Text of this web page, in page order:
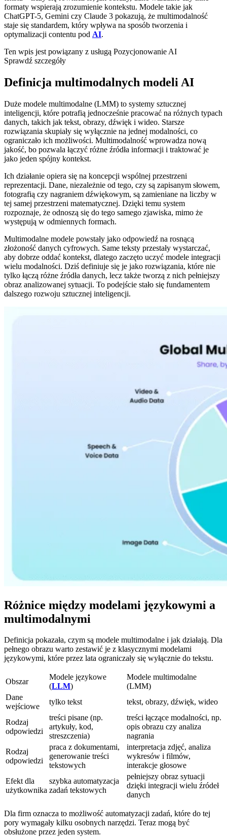
formaty wspierają zrozumienie kontekstu. Modele takie jak
ChatGPT-5, Gemini czy Claude 3 pokazują, że multimodalność
staje się standardem, który wpływa na sposób tworzenia i
optymalizacji contentu pod AI.
Ten wpis jest powiązany z usługą Pozycjonowanie AI
Sprawdź szczegóły
Definicja multimodalnych modeli AI
Duże modele multimodalne (LMM) to systemy sztucznej
inteligencji, które potrafią jednocześnie pracować na różnych typach
danych, takich jak tekst, obrazy, dźwięk i wideo. Starsze
rozwiązania skupiały się wyłącznie na jednej modalności, co
ograniczało ich możliwości. Multimodalność wprowadza nową
jakość, bo pozwala łączyć różne źródła informacji i traktować je
jako jeden spójny kontekst.
Ich działanie opiera się na koncepcji wspólnej przestrzeni
reprezentacji. Dane, niezależnie od tego, czy są zapisanym słowem,
fotografią czy nagraniem dźwiękowym, są zamieniane na liczby w
tej samej przestrzeni matematycznej. Dzięki temu system
rozpoznaje, że odnoszą się do tego samego zjawiska, mimo że
występują w odmiennych formach.
Multimodalne modele powstały jako odpowiedź na rosnącą
złożoność danych cyfrowych. Same teksty przestały wystarczać,
aby dobrze oddać kontekst, dlatego zaczęto uczyć modele integracji
wielu modalności. Dziś definiuje się je jako rozwiązania, które nie
tylko łączą różne źródła danych, lecz także tworzą z nich pełniejszy
obraz analizowanej sytuacji. To podejście stało się fundamentem
dalszego rozwoju sztucznej inteligencji.
Różnice między modelami językowymi a
multimodalnymi
Definicja pokazała, czym są modele multimodalne i jak działają. Dla
pełnego obrazu warto zestawić je z klasycznymi modelami
językowymi, które przez lata ograniczały się wyłącznie do tekstu.
Obszar
Modele językowe
(LLM)
Modele multimodalne
(LMM)
Dane
wejściowe
tylko tekst tekst, obrazy, dźwięk, wideo
Rodzaj
odpowiedzi
treści pisane (np.
artykuły, kod,
streszczenia)
treści łączące modalności, np.
opis obrazu czy analiza
nagrania
Rodzaj
odpowiedzi
praca z dokumentami,
generowanie treści
tekstowych
interpretacja zdjęć, analiza
wykresów i filmów,
interakcje głosowe
Efekt dla
użytkownika
szybka automatyzacja
zadań tekstowych
pełniejszy obraz sytuacji
dzięki integracji wielu źródeł
danych
Dla firm oznacza to możliwość automatyzacji zadań, które do tej
pory wymagały kilku osobnych narzędzi. Teraz mogą być
obsłużone przez jeden system.